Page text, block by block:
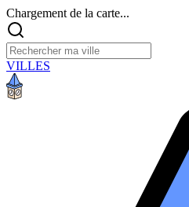
Chargement de la carte...
VILLES